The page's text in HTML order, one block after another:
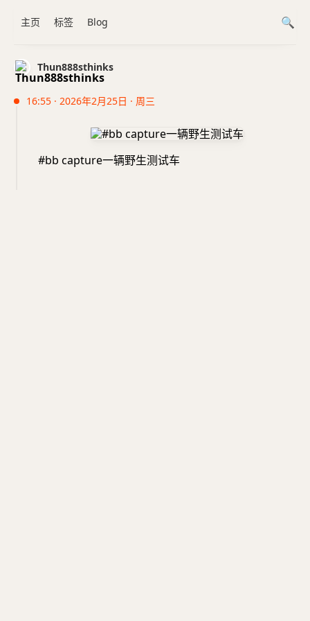
Thun888sthinks
16:55 · 2026年2月25日 · 周三
#bb capture一辆野生测试车
主页 标签 Blog